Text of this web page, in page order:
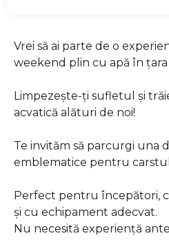
Vrei să ai parte de o
weekend plin cu apă în
Limpezește-ți sufletul și
acvatică alături de noi!
Te invităm să parcurgi una
emblematice pentru
Perfect pentru începători,
și cu echipament adecvat.
Nu necesită experiență